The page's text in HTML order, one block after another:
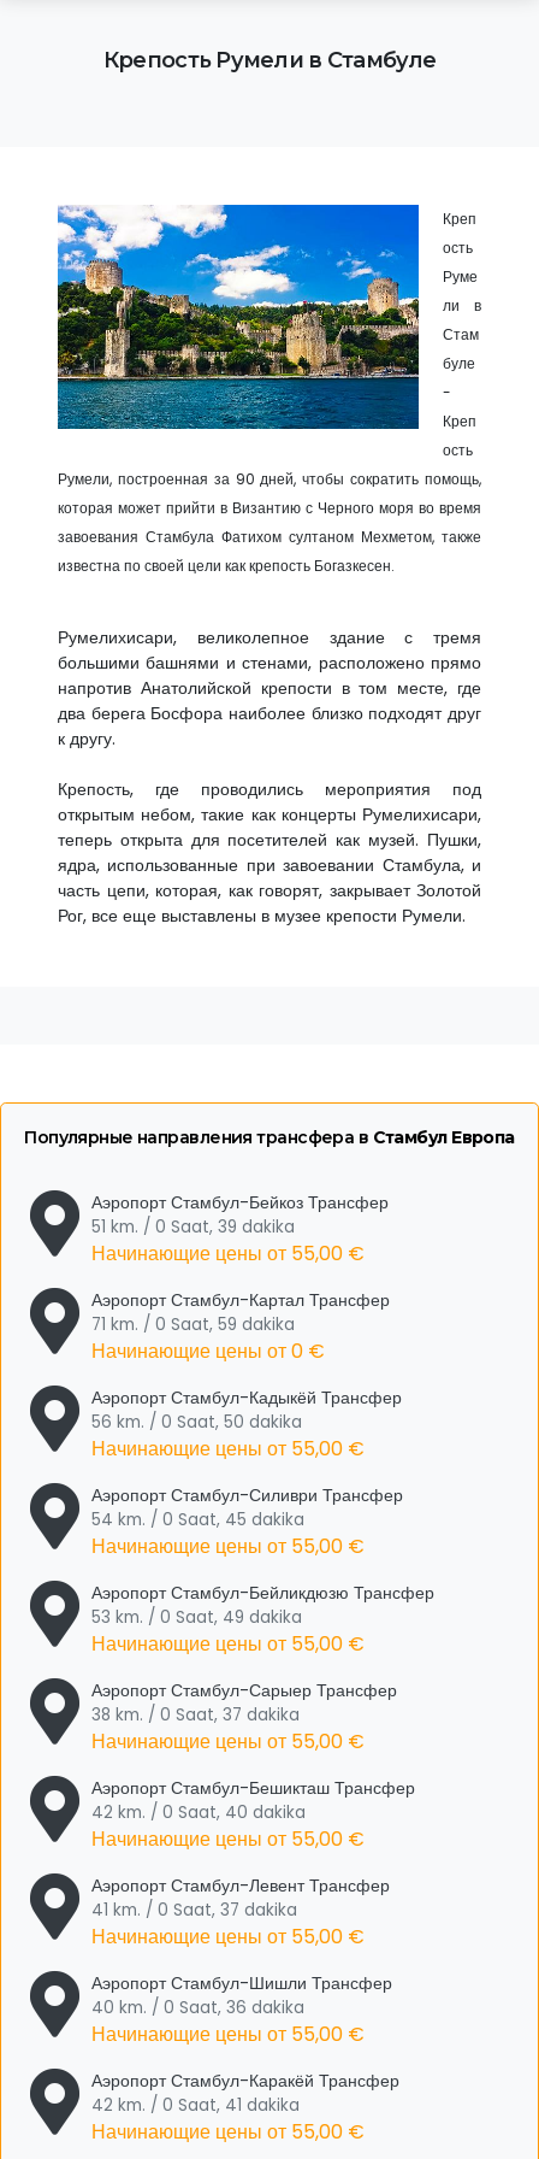
Крепость Румели в Стамбуле
Креп
ость
Руме
ли в
Стам
буле
-
Креп
ость
Румели, построенная за 90 дней, чтобы сократить помощь,
которая может прийти в Византию с Черного моря во время
завоевания Стамбула Фатихом султаном Мехметом, также
известна по своей цели как крепость Богазкесен.
Румелихисари, великолепное здание с тремя
большими башнями и стенами, расположено прямо
напротив Анатолийской крепости в том месте, где
два берега Босфора наиболее близко подходят друг
к другу.
Крепость, где проводились мероприятия под
открытым небом, такие как концерты Румелихисари,
теперь открыта для посетителей как музей. Пушки,
ядра, использованные при завоевании Стамбула, и
часть цепи, которая, как говорят, закрывает Золотой
Рог, все еще выставлены в музее крепости Румели.
Популярные направления трансфера в Стамбул Европа
Аэропорт Стамбул-Бейкоз Трансфер
51 km. / 0 Saat, 39 dakika
Начинающие цены от 55,00 €
Аэропорт Стамбул-Картал Трансфер
71 km. / 0 Saat, 59 dakika
Начинающие цены от0 €
Аэропорт Стамбул-Кадыкёй Трансфер
56 km. / 0 Saat, 50 dakika
Начинающие цены от 55,00 €
Аэропорт Стамбул-Силиври Трансфер
54 km. / 0 Saat, 45 dakika
Начинающие цены от 55,00 €
Аэропорт Стамбул-Бейликдюзю Трансфер
53 km. / 0 Saat, 49 dakika
Начинающие цены от 55,00 €
Аэропорт Стамбул-Сарыер Трансфер
38 km. / 0 Saat, 37 dakika
Начинающие цены от 55,00 €
Аэропорт Стамбул-Бешикташ Трансфер
42 km. / 0 Saat, 40 dakika
Начинающие цены от 55,00 €
Аэропорт Стамбул-Левент Трансфер
41 km. / 0 Saat, 37 dakika
Начинающие цены от 55,00 €
Аэропорт Стамбул-Шишли Трансфер
40 km. / 0 Saat, 36 dakika
Начинающие цены от 55,00 €
Аэропорт Стамбул-Каракёй Трансфер
42 km. / 0 Saat, 41 dakika
Начинающие цены от 55,00 €